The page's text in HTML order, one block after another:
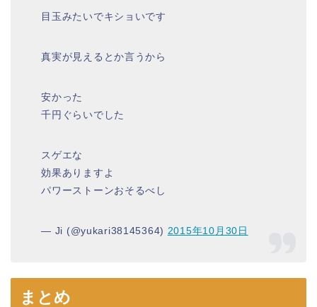
目玉みたいでキショいです
真実が見えるとか言うから
安かった
千円ぐらいでした
スゲエな
効果ありますよ
パワーストーンおそるべし
— Ji (@yukari38145364) 2015年10月30日
まとめ